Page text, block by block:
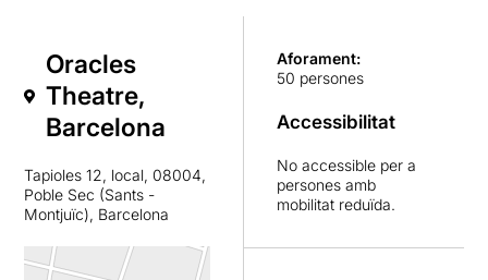
Oracles
Theatre,
Barcelona
Tapioles 12, local, 08004,
Poble Sec (Sants -
Montjuïc), Barcelona
Aforament:
50 persones
Accessibilitat
No accessible per a
persones amb
mobilitat reduïda.